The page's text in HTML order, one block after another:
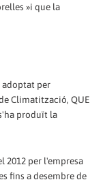
»i que la
adoptat per
Climatització, QUE
s'ha produït la
2012 per l'empresa
fins a desembre de